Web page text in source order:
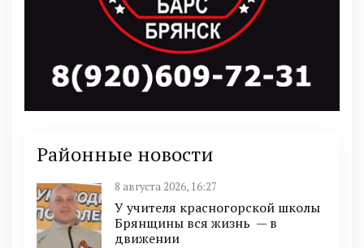
Районные новости
8 августа 2026, 16:27
У учителя красногорской школы
Брянщины вся жизнь — в
движении